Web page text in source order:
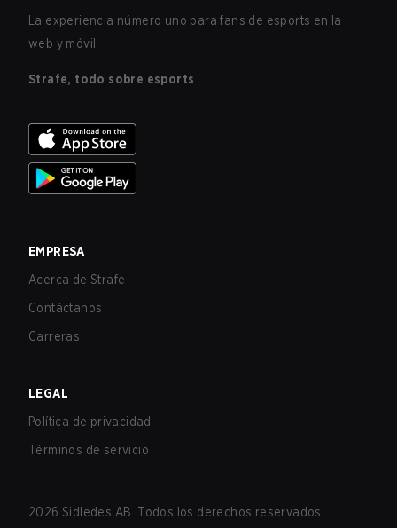
La experiencia número uno para fans de esports en la
web y móvil.
Strafe, todo sobre esports
EMPRESA
Acerca de Strafe
Contáctanos
Carreras
LEGAL
Política de privacidad
Términos de servicio
2026 Sidledes AB. Todos los derechos reservados.